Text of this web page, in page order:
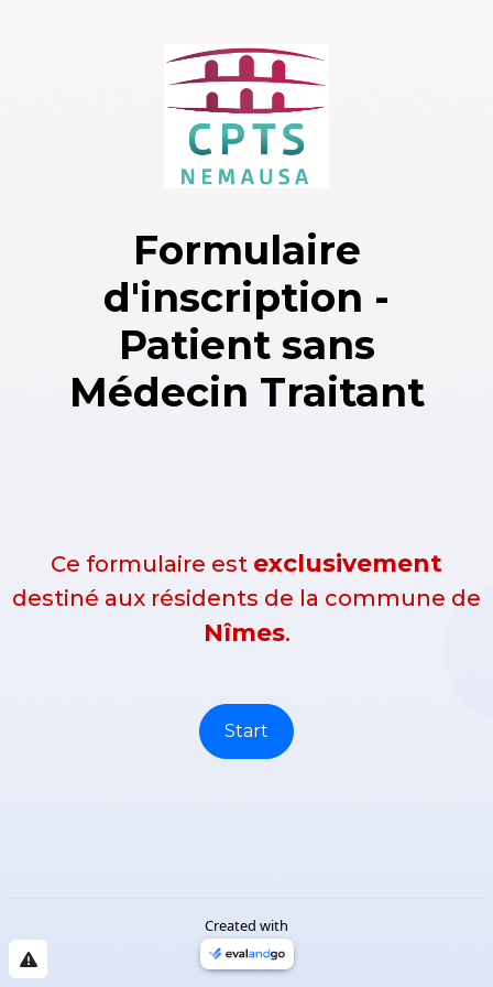
Formulaire
d'inscription -
Patient sans
Médecin Traitant
Ce formulaire est exclusivement
destiné aux résidents de la commune de
Nîmes.
Start
Created with